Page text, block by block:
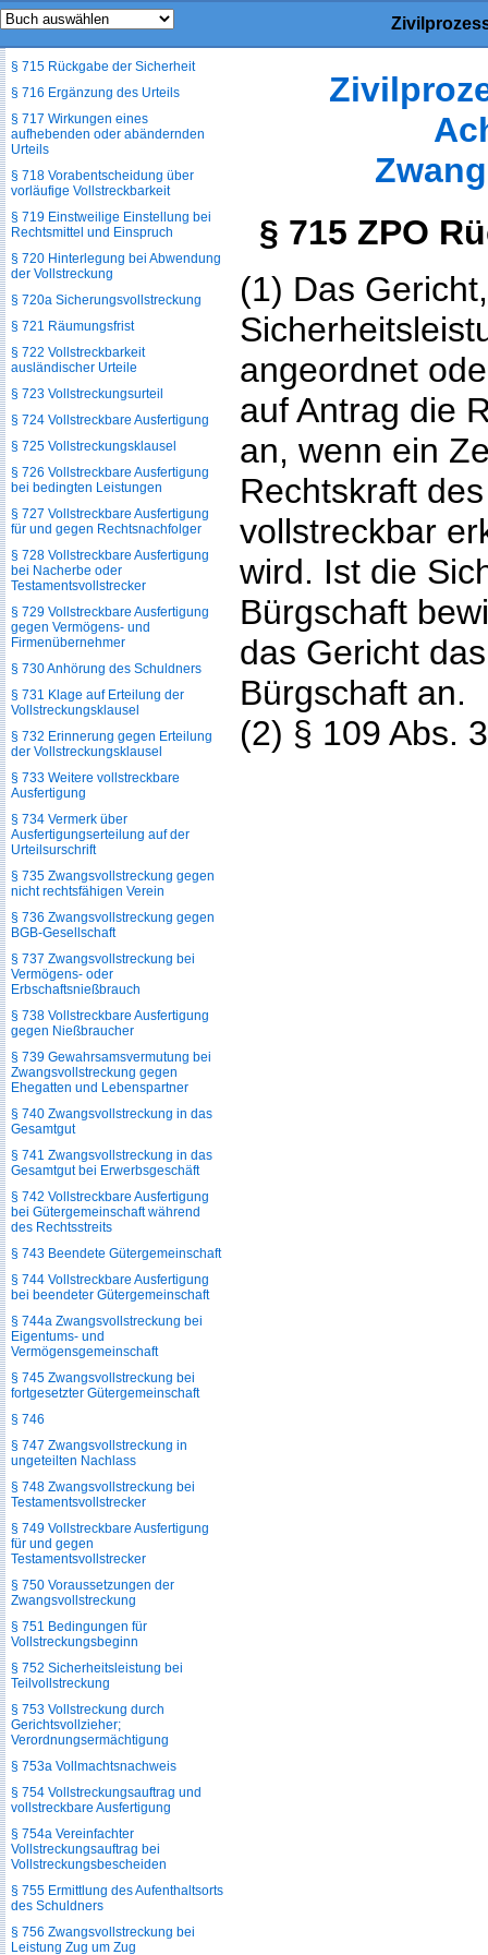
§ 715 ZPO
(1) Das
angeordnet
auf Antrag die
an, wenn ein
Rechtskraft
vollstreckbar
wird. Ist die
Bürgschaft
das Gericht
Bürgschaft an.
(2) § 109 Abs.
§ 714 Anträge zur vorläufigen
§ 715 Rückgabe der Sicherheit
§ 716 Ergänzung des Urteils
§ 717 Wirkungen eines
aufhebenden oder abändernden
Urteils
§ 718 Vorabentscheidung über
vorläufige Vollstreckbarkeit
§ 719 Einstweilige Einstellung bei
Rechtsmittel und Einspruch
§ 720 Hinterlegung bei Abwendung
der Vollstreckung
§ 720a Sicherungsvollstreckung
§ 721 Räumungsfrist
§ 722 Vollstreckbarkeit
ausländischer Urteile
§ 723 Vollstreckungsurteil
§ 724 Vollstreckbare Ausfertigung
§ 725 Vollstreckungsklausel
§ 726 Vollstreckbare Ausfertigung
bei bedingten Leistungen
§ 727 Vollstreckbare Ausfertigung
für und gegen Rechtsnachfolger
§ 728 Vollstreckbare Ausfertigung
bei Nacherbe oder
Testamentsvollstrecker
§ 729 Vollstreckbare Ausfertigung
gegen Vermögens- und
Firmenübernehmer
§ 730 Anhörung des Schuldners
§ 731 Klage auf Erteilung der
Vollstreckungsklausel
§ 732 Erinnerung gegen Erteilung
der Vollstreckungsklausel
§ 733 Weitere vollstreckbare
Ausfertigung
§ 734 Vermerk über
Ausfertigungserteilung auf der
Urteilsurschrift
§ 735 Zwangsvollstreckung gegen
nicht rechtsfähigen Verein
§ 736 Zwangsvollstreckung gegen
BGB-Gesellschaft
§ 737 Zwangsvollstreckung bei
Vermögens- oder
Erbschaftsnießbrauch
§ 738 Vollstreckbare Ausfertigung
gegen Nießbraucher
§ 739 Gewahrsamsvermutung bei
Zwangsvollstreckung gegen
Ehegatten und Lebenspartner
§ 740 Zwangsvollstreckung in das
Gesamtgut
§ 741 Zwangsvollstreckung in das
Gesamtgut bei Erwerbsgeschäft
§ 742 Vollstreckbare Ausfertigung
bei Gütergemeinschaft während
des Rechtsstreits
§ 743 Beendete Gütergemeinschaft
§ 744 Vollstreckbare Ausfertigung
bei beendeter Gütergemeinschaft
§ 744a Zwangsvollstreckung bei
Eigentums- und
Vermögensgemeinschaft
§ 745 Zwangsvollstreckung bei
fortgesetzter Gütergemeinschaft
§ 746
§ 747 Zwangsvollstreckung in
ungeteilten Nachlass
§ 748 Zwangsvollstreckung bei
Testamentsvollstrecker
§ 749 Vollstreckbare Ausfertigung
für und gegen
Testamentsvollstrecker
§ 750 Voraussetzungen der
Zwangsvollstreckung
§ 751 Bedingungen für
Vollstreckungsbeginn
§ 752 Sicherheitsleistung bei
Teilvollstreckung
§ 753 Vollstreckung durch
Gerichtsvollzieher;
Verordnungsermächtigung
§ 753a Vollmachtsnachweis
§ 754 Vollstreckungsauftrag und
vollstreckbare Ausfertigung
§ 754a Vereinfachter
Vollstreckungsauftrag bei
Vollstreckungsbescheiden
§ 755 Ermittlung des Aufenthaltsorts
des Schuldners
§ 756 Zwangsvollstreckung bei
Leistung Zug um Zug